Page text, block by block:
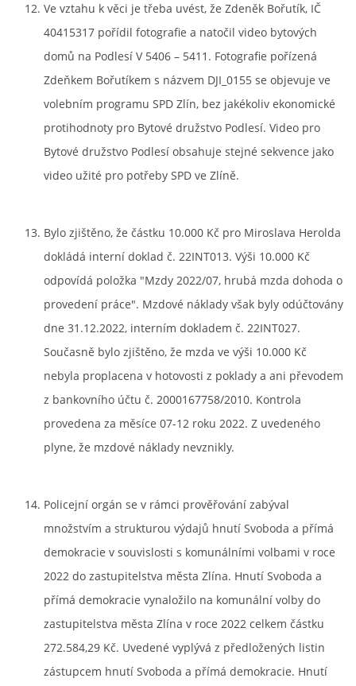
Ve vztahu k věci je třeba uvést, že Zdeněk Bořutík, IČ
40415317 pořídil fotografie a natočil video bytových
domů na Podlesí V 5406 – 5411. Fotografie pořízená
Zdeňkem Bořutíkem s názvem DJI_0155 se objevuje ve
volebním programu SPD Zlín, bez jakékoliv ekonomické
protihodnoty pro Bytové družstvo Podlesí. Video pro
Bytové družstvo Podlesí obsahuje stejné sekvence jako
video užité pro potřeby SPD ve Zlíně.
Bylo zjištěno, že částku 10.000 Kč pro Miroslava Herolda
dokládá interní doklad č. 22INT013. Výši 10.000 Kč
odpovídá položka "Mzdy 2022/07, hrubá mzda dohoda o
provedení práce". Mzdové náklady však byly odúčtovány
dne 31.12.2022, interním dokladem č. 22INT027.
Současně bylo zjištěno, že mzda ve výši 10.000 Kč
nebyla proplacena v hotovosti z poklady a ani převodem
z bankovního účtu č. 2000167758/2010. Kontrola
provedena za měsíce 07-12 roku 2022. Z uvedeného
plyne, že mzdové náklady nevznikly.
Policejní orgán se v rámci prověřování zabýval
množstvím a strukturou výdajů hnutí Svoboda a přímá
demokracie v souvislosti s komunálními volbami v roce
2022 do zastupitelstva města Zlína. Hnutí Svoboda a
přímá demokracie vynaložilo na komunální volby do
zastupitelstva města Zlína v roce 2022 celkem částku
272.584,29 Kč. Uvedené vyplývá z předložených listin
zástupcem hnutí Svoboda a přímá demokracie. Hnutí